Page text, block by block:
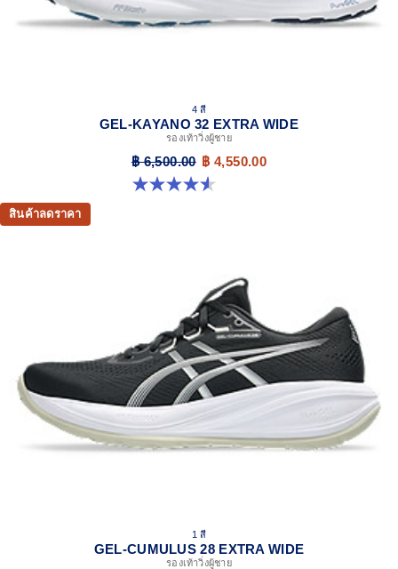
4 สี
GEL-KAYANO 32 EXTRA WIDE
รองเท้าวิ่งผู้ชาย
฿ 6,500.00 ฿ 4,550.00
4.5 จาก 5 ดาว 142 รีวิว
สินค้าลดราคา
1 สี
GEL-CUMULUS 28 EXTRA WIDE
รองเท้าวิ่งผู้ชาย